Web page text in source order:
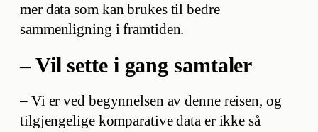
mer data som kan brukes til bedre
sammenligning i framtiden.
– Vil sette i gang samtaler
– Vi er ved begynnelsen av denne reisen, og
tilgjengelige komparative data er ikke så